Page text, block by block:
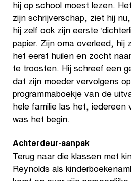
hij op school moest lezen.
zijn schrijverschap, ziet hij
hij zelf ook zijn eerste
papier. Zijn oma overleed, hij
het eerst huilen en zocht
te troosten. Hij schreef een
dat zijn moeder vervolgens
programmaboekje van de
hele familie las het, iedereen
was het begin.
Achterdeur-aanpak
Terug naar die klassen met
Reynolds als